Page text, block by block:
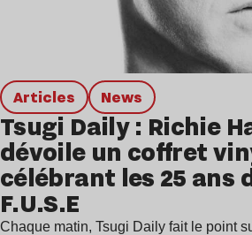
Articles news
Tsugi Daily : Richie
dévoile un coffret
célébrant les 25 ans
F.U.S.E
Chaque matin, Tsugi Daily fait le point